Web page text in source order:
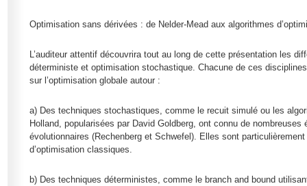
Optimisation sans dérivées : de Nelder-Mead aux algorithmes
L’auditeur attentif découvrira tout au long de cette présentation les
déterministe et optimisation stochastique. Chacune de ces
sur l’optimisation globale autour :
a) Des techniques stochastiques, comme le recuit simulé ou les
Holland, popularisées par David Goldberg, ont connu de
évolutionnaires (Rechenberg et Schwefel). Elles sont
d’optimisation classiques.
b) Des techniques déterministes, comme le branch and bound